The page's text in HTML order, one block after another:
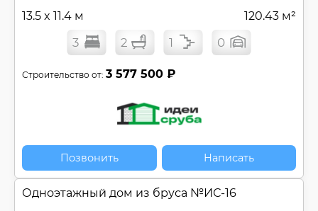
13.5 x 11.4 м 120.43 м²
3 2 1 0
Строительство от: 3 577 500 ₽
Позвонить Написать
Одноэтажный дом из бруса №ИС-16